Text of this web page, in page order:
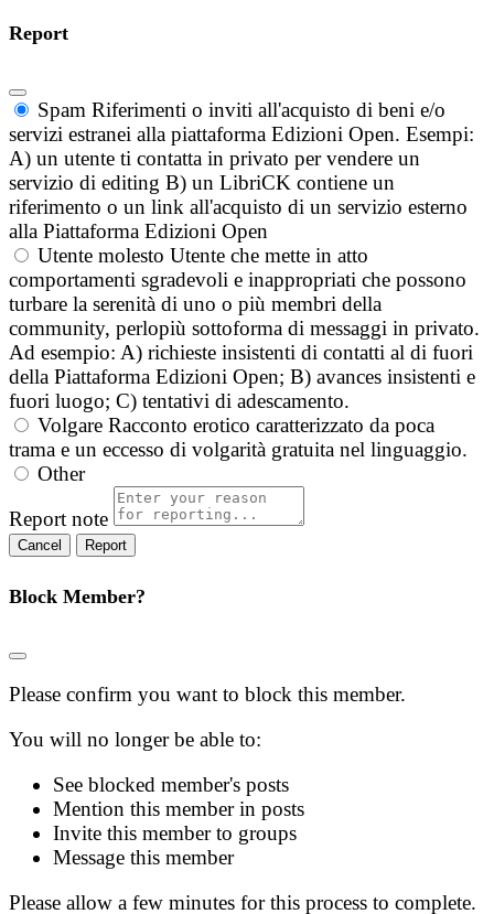
Report
Spam Riferimenti o inviti all'acquisto di beni e/o
servizi estranei alla piattaforma Edizioni Open. Esempi:
A) un utente ti contatta in privato per vendere un
servizio di editing B) un LibriCK contiene un
riferimento o un link all'acquisto di un servizio esterno
alla Piattaforma Edizioni Open
Utente molesto Utente che mette in atto
comportamenti sgradevoli e inappropriati che possono
turbare la serenità di uno o più membri della
community, perlopiù sottoforma di messaggi in privato.
Ad esempio: A) richieste insistenti di contatti al di fuori
della Piattaforma Edizioni Open; B) avances insistenti e
fuori luogo; C) tentativi di adescamento.
Volgare Racconto erotico caratterizzato da poca
trama e un eccesso di volgarità gratuita nel linguaggio.
Other
Report note
Report
Block Member?
Please confirm you want to block this member.
You will no longer be able to:
See blocked member's posts
Mention this member in posts
Invite this member to groups
Message this member
Please allow a few minutes for this process to complete.